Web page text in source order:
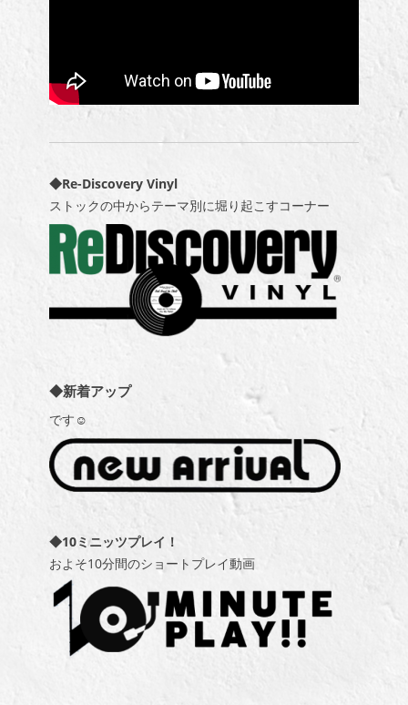
◆Re-Discovery Vinyl
ストックの中からテーマ別に堀り起こすコーナー
◆新着アップ
です☺
◆10ミニッツプレイ！
およそ10分間のショートプレイ動画